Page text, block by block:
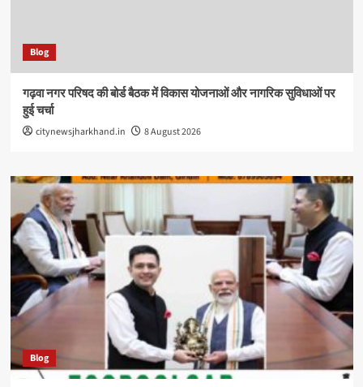
Blog
गढ़वा नगर परिषद की बोर्ड बैठक में विकास योजनाओं और नागरिक सुविधाओं पर
हुई चर्चा
citynewsjharkhand.in 8 August 2026
Blog